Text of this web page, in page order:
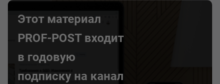
Этот материал
PROF-POST входит
в годовую
подписку на канал